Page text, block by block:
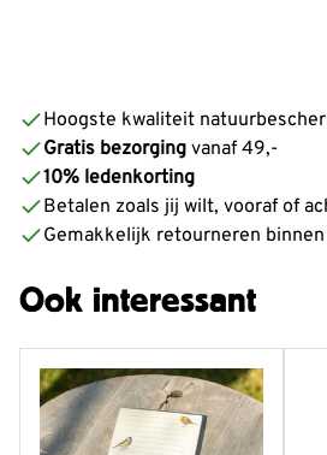
Hoogste kwaliteit
Gratis bezorging vanaf 49,-
10% ledenkorting
Betalen zoals jij wilt, vooraf of
Gemakkelijk retourneren binnen
Ook interessant